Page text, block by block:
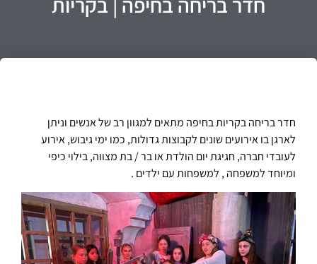
חדר בריחה בקריותבחיפה מתאים למגוון רב של אנשים וניתן
לארגן בו אירועים שונים לקבוצות גדולות, כמו ימי גיבוש,אירוע
לעובדי חברה, חגיגת יום הולדתאו בר / בת מצווה,בילוי כיפי
ומיוחד למשפחה , למשפחות עם ילדים .